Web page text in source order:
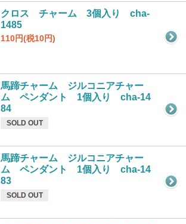
クロス チャーム 3個入り cha-
1485
110円(税10円)
馬蹄チャーム ジルコニアチャー
ム ペンダント 1個入り cha-14
84
SOLD OUT
馬蹄チャーム ジルコニアチャー
ム ペンダント 1個入り cha-14
83
SOLD OUT